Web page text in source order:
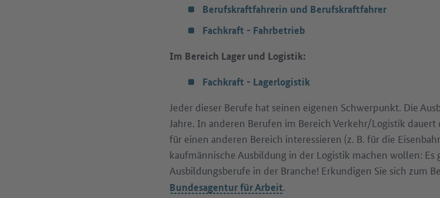
Berufskraftfahrerin und Berufskraftfahrer
Fachkraft - Fahrbetrieb
Im Bereich Lager und Logistik:
Fachkraft - Lagerlogistik
Jeder dieser Berufe hat seinen eigenen Schwerpunkt. Die
Jahre. In anderen Berufen im Bereich Verkehr/Logistik dauert
für einen anderen Bereich interessieren (z. B. für die
kaufmännische Ausbildung in der Logistik machen wollen:
Ausbildungsberufe in der Branche! Erkundigen Sie sich zum
Bundesagentur für Arbeit.